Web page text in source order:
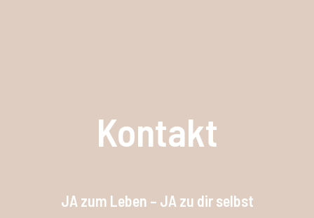
Kontakt
JA zum Leben – JA zu dir selbst